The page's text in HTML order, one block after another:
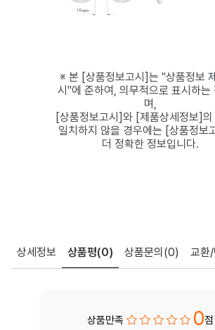
※ 본 [상품정보고시]는 "상품정보
시"에 준하여, 의무적으로 표시하는
며,
[상품정보고시]와 [제품상세정보]의
일치하지 않을 경우에는 [상품정보
더 정확한 정보입니다.
상세정보 상품평(0) 상품문의 (0) 교환
상품만족 0점